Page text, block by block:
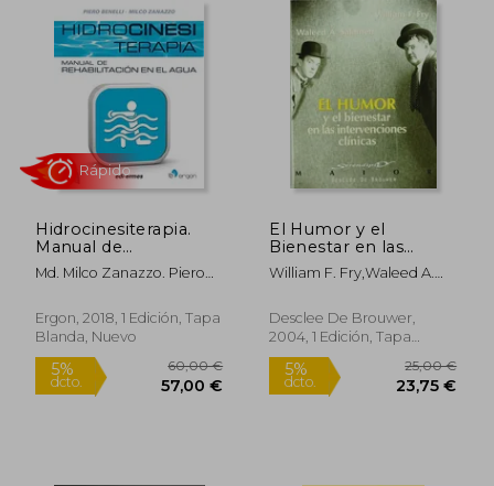
5%
dcto. 65,31 €
5%
dcto.
Rápido
Hidrocinesiterapia.
Manual de
Rehabilitacion en el
Agua
Md. Milco Zanazzo. Piero
Ergon, 2018, 1 Edición, Tapa
Blanda, Nuevo
El Humor y el
Bienestar en las
Intervenciones
Clínicas
William F. Fry,Waleed A.
Desclee De Brouwer,
2004, 1 Edición, Tapa
Blanda, Nuevo